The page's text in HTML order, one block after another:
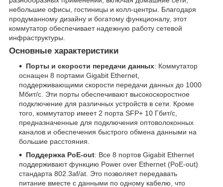
небольшие офисы, гостиницы и колл-центры. Благодаря
продуманному дизайну и богатому функционалу, этот
коммутатор обеспечивает надежную работу сетевой
инфраструктуры.
Основные характеристики
Порты и скорости передачи данных: Коммутатор
оснащен 8 портами Gigabit Ethernet,
поддерживающими скорости передачи данных до 1000
Мбит/с. Эти порты обеспечивают высокоскоростное
подключение для различных устройств в сети. Кроме
того, коммутатор имеет 2 порта SFP+ 10 Гбит/с,
предназначенные для подключения оптоволоконных
каналов и обеспечения быстрого обмена данными на
большие расстояния.
Поддержка PoE-out: Все 8 портов Gigabit Ethernet
поддерживают функцию Power over Ethernet (PoE-out)
стандарта 802.3af/at. Это позволяет передавать
питание вместе с данными по одному кабелю, что